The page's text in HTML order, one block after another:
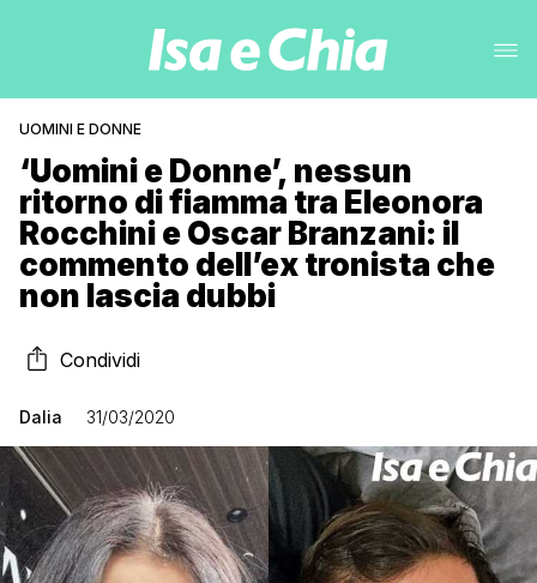
UOMINI E DONNE
‘Uomini e Donne’, nessun
ritorno di fiamma tra Eleonora
Rocchini e Oscar Branzani: il
commento dell’ex tronista che
non lascia dubbi
Condividi
Dalia 31/03/2020